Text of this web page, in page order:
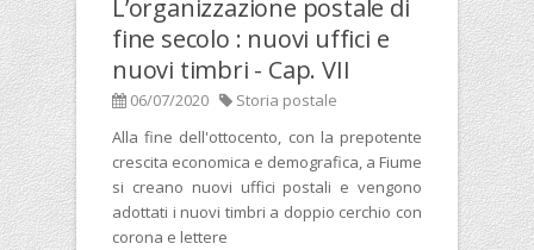
L’organizzazione postale di
fine secolo : nuovi uffici e
nuovi timbri - Cap. VII
06/07/2020
Storia postale
Alla fine dell'ottocento, con la prepotente
crescita economica e demografica, a Fiume
si creano nuovi uffici postali e vengono
adottati i nuovi timbri a doppio cerchio con
corona e lettere